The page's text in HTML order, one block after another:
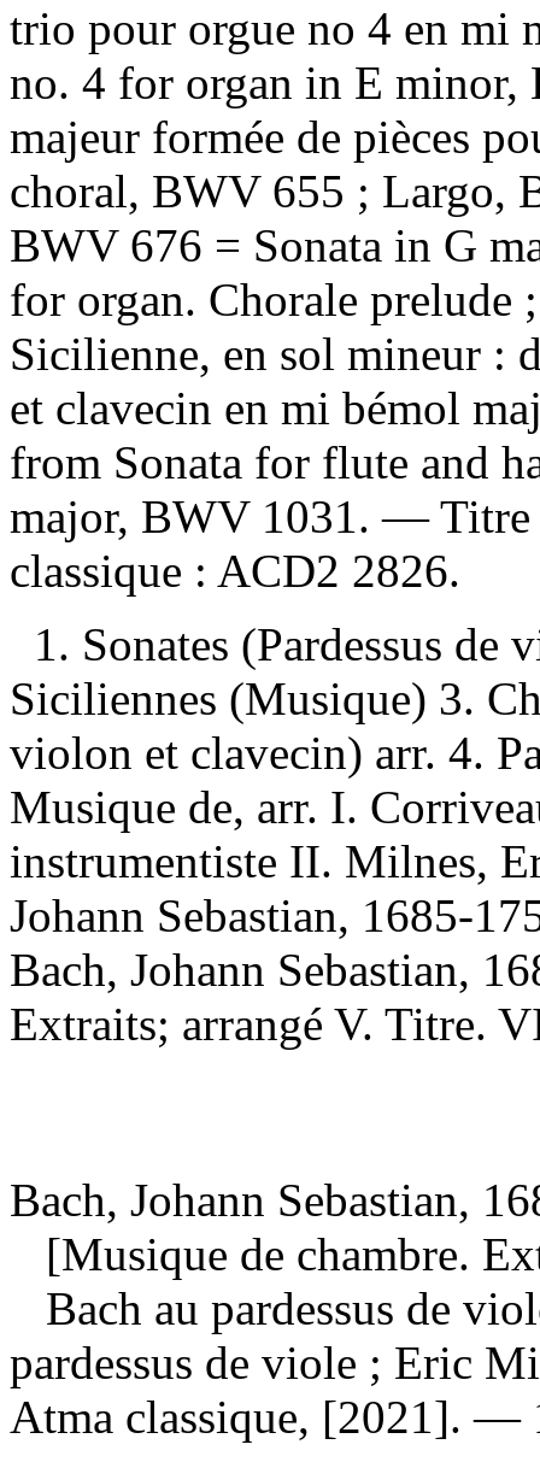
trio pour orgue no 4 en mi
no. 4 for organ in E minor,
majeur formée de pièces
choral, BWV 655 ; Largo,
BWV 676 = Sonata in G
for organ. Chorale prelude
Sicilienne, en sol mineur :
et clavecin en mi bémol
from Sonata for flute and
major, BWV 1031. —
classique : ACD2 2826.
1. Sonates (Pardessus de
Siciliennes (Musique) 3.
violon et clavecin) arr. 4.
Musique de, arr. I.
instrumentiste II. Milnes,
Johann Sebastian, 1685-
Bach, Johann Sebastian,
Extraits; arrangé V. Titre.
Bach, Johann Sebastian,
[Musique de chambre.
Bach au pardessus de
pardessus de viole ; Eric
Atma classique, [2021]. —